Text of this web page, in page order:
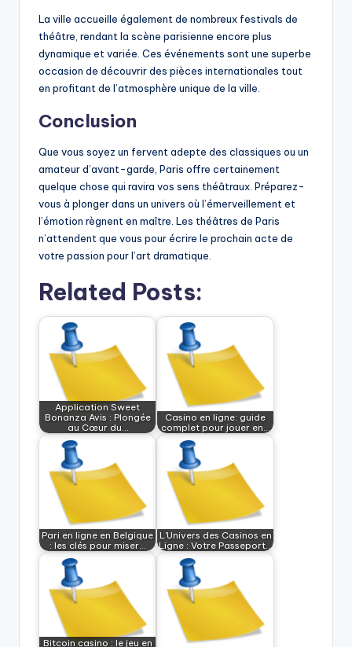
La ville accueille également de nombreux festivals de
théâtre, rendant la scène parisienne encore plus
dynamique et variée. Ces événements sont une superbe
occasion de découvrir des pièces internationales tout
en profitant de l’atmosphère unique de la ville.
Conclusion
Que vous soyez un fervent adepte des classiques ou un
amateur d’avant-garde, Paris offre certainement
quelque chose qui ravira vos sens théâtraux. Préparez-
vous à plonger dans un univers où l’émerveillement et
l’émotion règnent en maître. Les théâtres de Paris
n’attendent que vous pour écrire le prochain acte de
votre passion pour l’art dramatique.
Related Posts:
Application Sweet
Bonanza Avis : Plongée
au Cœur du…
Casino en ligne: guide
complet pour jouer en…
Pari en ligne en Belgique
: les clés pour miser…
L'Univers des Casinos en
Ligne : Votre Passeport…
Bitcoin casino : le jeu en